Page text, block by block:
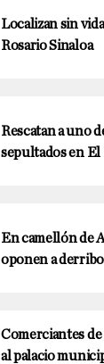
Localizan sin
Rosario Sinaloa
Rescatan a uno
sepultados en El
En camellón de
oponen a
Comerciantes
al palacio